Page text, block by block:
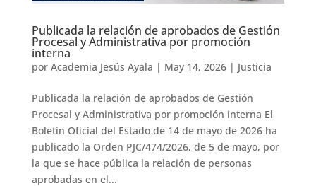
Publicada la relación de aprobados de Gestión
Procesal y Administrativa por promoción
interna
por Academia Jesús Ayala | May 14, 2026| Justicia
Publicada la relación de aprobados de Gestión
Procesal y Administrativa por promoción interna El
Boletín Oficial del Estado de 14 de mayo de 2026 ha
publicado la Orden PJC/474/2026, de 5 de mayo, por
la que se hace pública la relación de personas
aprobadas en el...